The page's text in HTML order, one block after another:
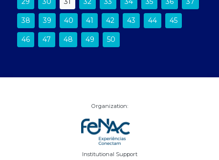
38 39 40 41 42 43 44 45
46 47 48 49 50
Organization:
Institutional Support